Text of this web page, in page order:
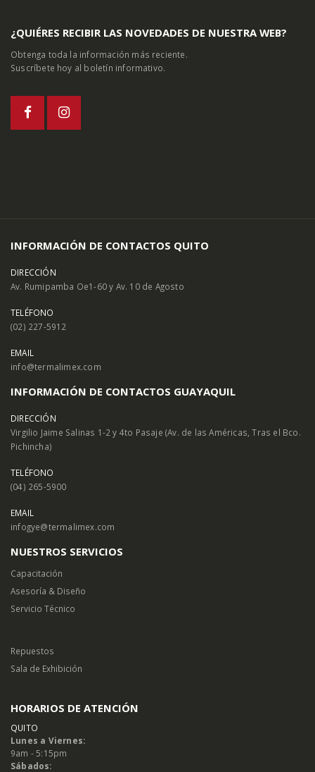
¿QUIÉRES RECIBIR LAS NOVEDADES DE NUESTRA WEB?
Obtenga toda la información más reciente.
Suscríbete hoy al boletín informativo.
INFORMACIÓN DE CONTACTOS QUITO
DIRECCIÓN
Av. Rumipamba Oe1-60 y Av. 10 de Agosto
TELÉFONO
(02) 227-5912
EMAIL
info@termalimex.com
INFORMACIÓN DE CONTACTOS GUAYAQUIL
DIRECCIÓN
Virgilio Jaime Salinas 1-2 y 4to Pasaje (Av. de las Américas, Tras el Bco.
Pichincha)
TELÉFONO
(04) 265-5900
EMAIL
infogye@termalimex.com
NUESTROS SERVICIOS
Capacitación
Asesoría & Diseño
Servicio Técnico
Repuestos
Sala de Exhibición
HORARIOS DE ATENCIÓN
QUITO
Lunes a Viernes:
9am - 5:15pm
Sábados: